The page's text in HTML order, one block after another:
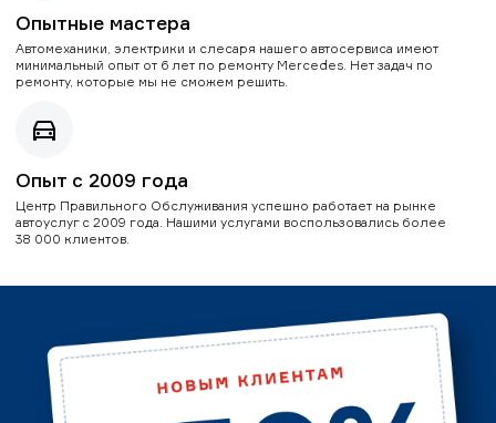
Опытные мастера
Автомеханики, электрики и слесаря нашего автосервиса имеют
минимальный опыт от 6 лет по ремонту Mercedes. Нет задач по
ремонту, которые мы не сможем решить.
Опыт с 2009 года
Центр Правильного Обслуживания успешно работает на рынке
автоуслуг с 2009 года. Нашими услугами воспользовались более
38 000 клиентов.